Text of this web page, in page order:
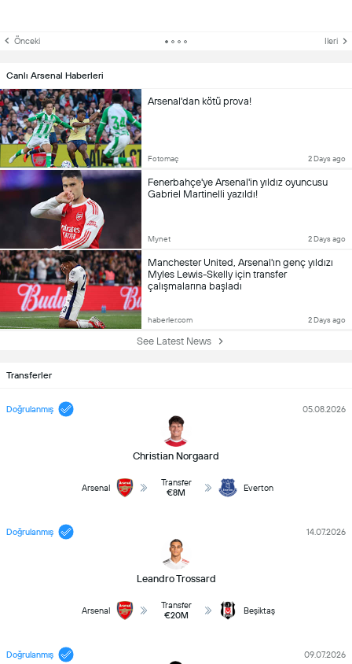
Önceki Ileri
Canlı Arsenal Haberleri
Arsenal'dan kötü prova!
Fotomaç 2 Days ago
Fenerbahçe'ye Arsenal'in yıldız oyuncusu
Gabriel Martinelli yazıldı!
Mynet 2 Days ago
Manchester United, Arsenal'ın genç yıldızı
Myles Lewis-Skelly için transfer
çalışmalarına başladı
haberler.com 2 Days ago
See Latest News
Transferler
Doğrulanmış
Christian Norgaard
05.08.2026
Arsenal
Transfer
€8M
Everton
Doğrulanmış
Leandro Trossard
14.07.2026
Arsenal
Transfer
€20M
Beşiktaş
Doğrulanmış 09.07.2026